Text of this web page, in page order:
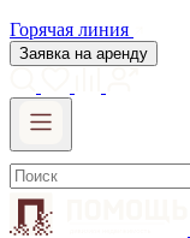
Горячая линия
Заявка на аренду